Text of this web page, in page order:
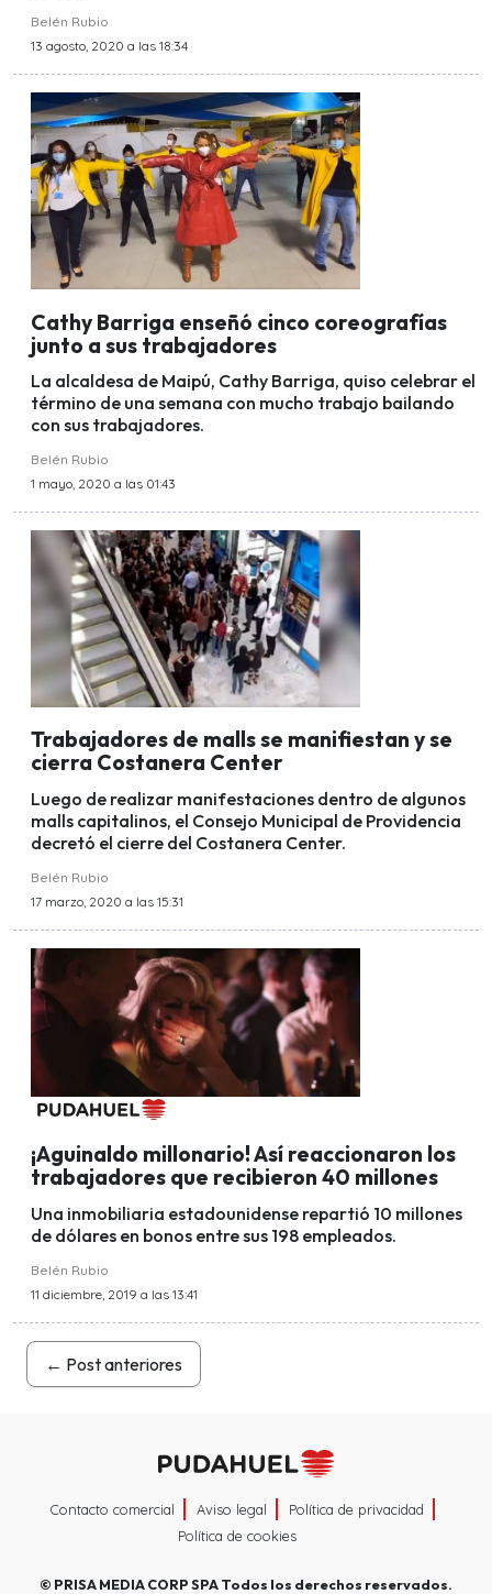
Belén Rubio
13 agosto, 2020 a las 18:34
Cathy Barriga enseñó cinco coreografías
junto a sus trabajadores
La alcaldesa de Maipú, Cathy Barriga, quiso celebrar el
término de una semana con mucho trabajo bailando
con sus trabajadores.
Belén Rubio
1 mayo, 2020 a las 01:43
Trabajadores de malls se manifiestan y se
cierra Costanera Center
Luego de realizar manifestaciones dentro de algunos
malls capitalinos, el Consejo Municipal de Providencia
decretó el cierre del Costanera Center.
Belén Rubio
17 marzo, 2020 a las 15:31
¡Aguinaldo millonario! Así reaccionaron los
trabajadores que recibieron 40 millones
Una inmobiliaria estadounidense repartió 10 millones
de dólares en bonos entre sus 198 empleados.
Belén Rubio
11 diciembre, 2019 a las 13:41
← Post anteriores
Contacto comercial Aviso legal
Política de privacidad
Política de cookies
© PRISA MEDIA CORP SPATodos los derechos reservados.